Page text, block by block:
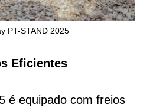
PT-STAND 2025
Eficientes
é equipado com freios